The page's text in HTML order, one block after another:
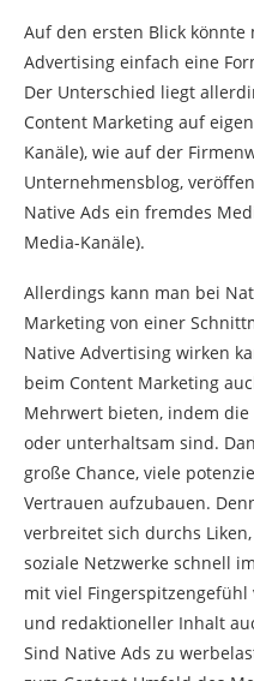
Auf den ersten Blick könnte
Advertising einfach eine
Der Unterschied liegt
Content Marketing auf
Kanäle), wie auf der
Unternehmensblog,
Native Ads ein fremdes
Media-Kanäle).
Allerdings kann man bei
Marketing von einer
Native Advertising wirken
beim Content Marketing
Mehrwert bieten, indem
oder unterhaltsam sind.
große Chance, viele
Vertrauen aufzubauen.
verbreitet sich durchs
soziale Netzwerke schnell
mit viel
und redaktioneller Inhalt
Sind Native Ads zu